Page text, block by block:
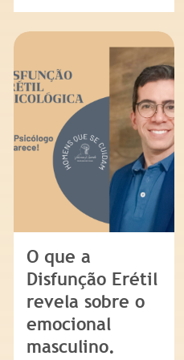
O que a
Disfunção Erétil
revela sobre o
emocional
masculino.